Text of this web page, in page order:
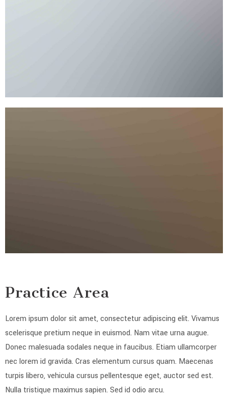
Practice Area
Lorem ipsum dolor sit amet, consectetur adipiscing elit. Vivamus
scelerisque pretium neque in euismod. Nam vitae urna augue.
Donec malesuada sodales neque in faucibus. Etiam ullamcorper
nec lorem id gravida. Cras elementum cursus quam. Maecenas
turpis libero, vehicula cursus pellentesque eget, auctor sed est.
Nulla tristique maximus sapien. Sed id odio arcu.